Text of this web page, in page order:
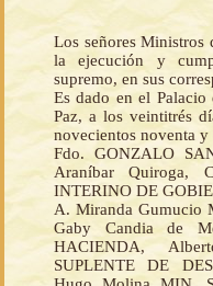
Los señores Ministros
la ejecución y
supremo, en sus
Es dado en el
Paz, a los veintitrés
novecientos noventa y
Fdo. GONZALO
Araníbar Quiroga,
INTERINO DE
A. Miranda Gumucio
Gaby Candia de
HACIENDA,
SUPLENTE DE